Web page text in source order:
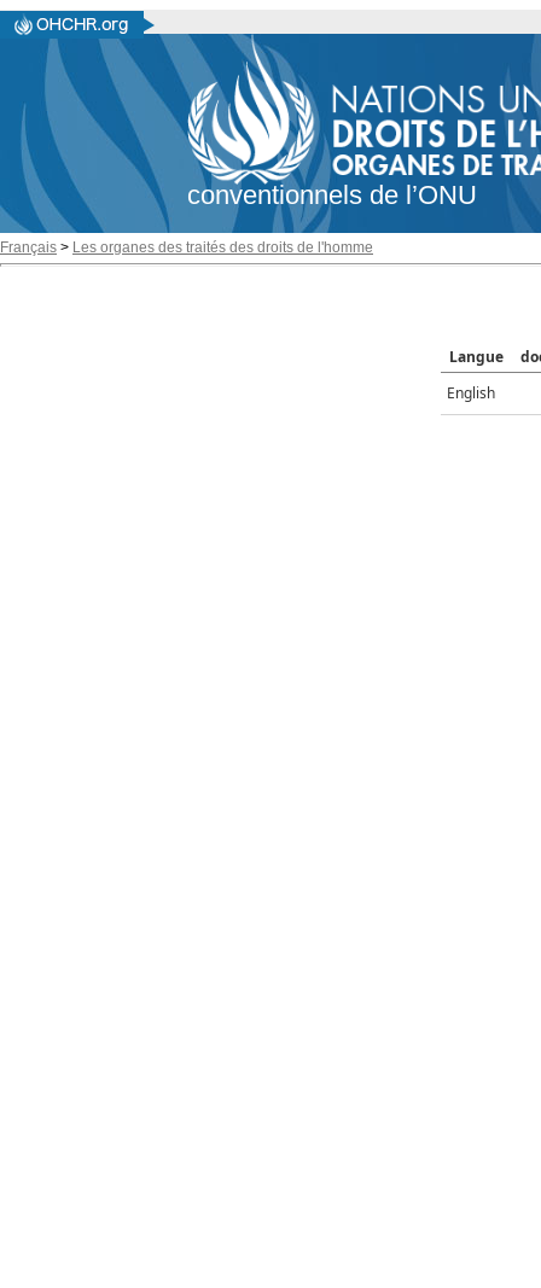
conventionnels de l’ONU
Français > Les organes des traités des droits de l'homme
Langue
English